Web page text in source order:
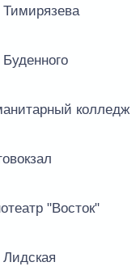
колледж
"Восток"